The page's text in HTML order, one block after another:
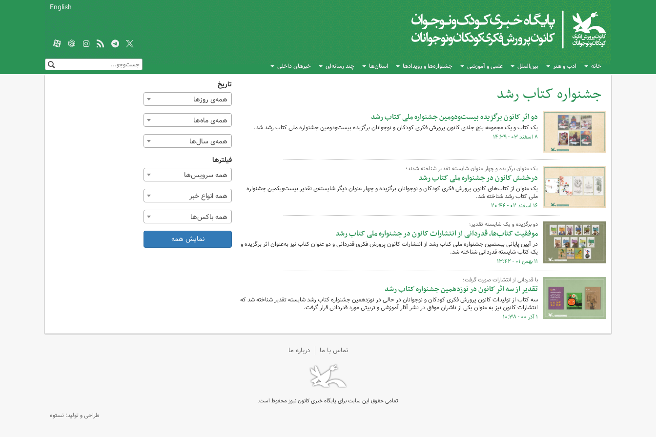
English
خانه ادب و هنر بین‌الملل علمی و آموزشی جشنواره‌ها و رویدادها استان‌ها چند رسانه‌ای خبرهای داخلی
جشنواره کتاب رشد
کل اخبار:4 دو اثر کانون برگزیده بیست‌ودومین جشنواره ملی کتاب رشد
یک کتاب و یک مجموعه پنج جلدی کانون پرورش فکری کودکان و نوجوانان برگزیده بیست‌ودومین جشنواره ملی کتاب رشد شد.
۸ اسفند ۰۳ - ۱۴:۳۹
یک عنوان برگزیده و چهار عنوان شایسته تقدیر شناخته شدند؛
درخشش کانون در جشنواره ملی کتاب رشد
یک عنوان از کتاب‌های کانون پرورش فکری کودکان و نوجوانان برگزیده و چهار عنوان دیگر شایسته‌ی تقدیر بیست‌ویکمین جشنواره
ملی کتاب رشد شناخته شد.
۱۶ اسفند ۰۲ - ۲۰:۴۴
دو برگزیده و یک شایسته تقدیر؛
موفقیت کتاب‌ها، قدردانی از انتشارات کانون در جشنواره ملی کتاب رشد
در آیین پایانی بیستمین جشنواره ملی کتاب رشد از انتشارات کانون پرورش فکری قدردانی و دو عنوان کتاب نیز به‌عنوان اثر برگزیده و
یک کتاب شایسته قدردانی شناخته شد.
۱۱ بهمن ۰۱ - ۱۳:۴۲
با قدردانی از انتشارات صورت گرفت؛
تقدیر از سه اثر کانون در نوزدهمین جشنواره کتاب رشد
سه کتاب از تولیدات کانون پرورش فکری کودکان و نوجوانان در حالی در نوزدهمین جشنواره کتاب رشد شایسته تقدیر شناخته شد که
انتشارات کانون نیز به عنوان یکی از ناشران موفق در نشر آثار آموزشی و تربیتی مورد قدردانی قرار گرفت.
۱ آذر ۰۰ - ۱۰:۳۸
تاریخ
همه‌ی روزها
همه‌ی ماه‌ها
همه‌ی سال‌ها
فیلترها
همه سرویس‌ها
همه انواع خبر
همه باکس‌ها
نمایش همه
تماس با ما درباره ما
تمامی حقوق این سایت برای پایگاه خبری کانون نیوز محفوظ است.
طراحی و تولید: نستوه